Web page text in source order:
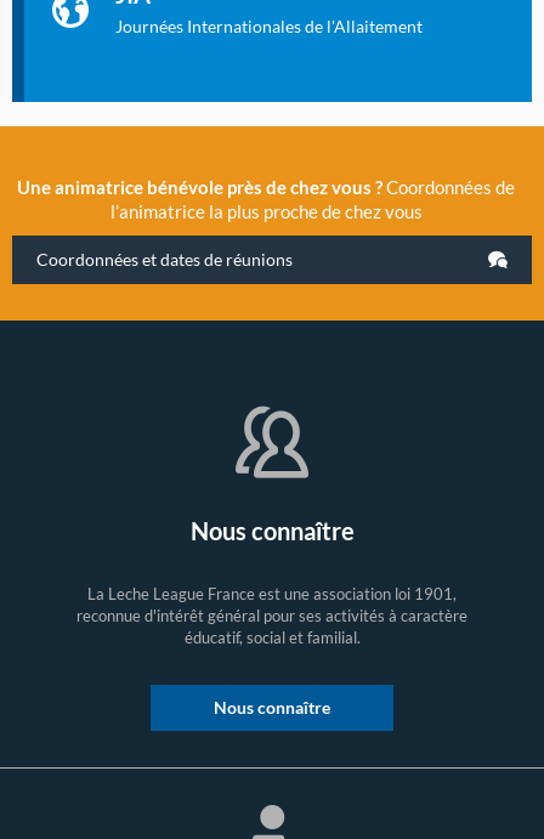
Journées Internationales de l'Allaitement
évènement exceptionnel organisé par LLL France.
Une animatrice bénévole près de chez vous ?Coordonnées de
l’animatrice la plus proche de chez vous
Coordonnées et dates de réunions
Nous connaître
La Leche League France est une association loi 1901,
reconnue d'intérêt général pour ses activités à caractère
éducatif, social et familial.
Nous connaître